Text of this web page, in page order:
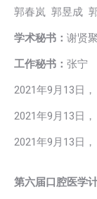
郭春岚 郭昱成
学术秘书： 谢贤
工作秘书： 张宁
2021年9月13日
2021年9月13日
2021年9月13日
第六届口腔医学